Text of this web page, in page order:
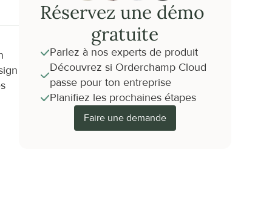
Réservez une démo
gratuite
Parlez à nos experts de produit
Découvrez si Orderchamp Cloud
passe pour ton entreprise
Planifiez les prochaines étapes
Faire une demande